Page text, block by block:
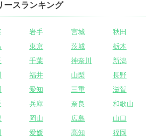
ースランキング
岩手 宮城
秋田
東京 茨城
栃木
千葉 神奈川
新潟
福井 山梨
長野
愛知 三重
滋賀
兵庫 奈良
和歌山
岡山 広島
山口
愛媛 高知
福岡